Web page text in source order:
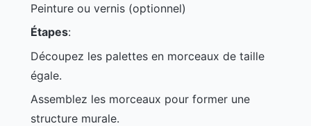
Peinture ou vernis (optionnel)
Étapes:
Découpez les palettes en morceaux de taille
égale.
Assemblez les morceaux pour former une
structure murale.